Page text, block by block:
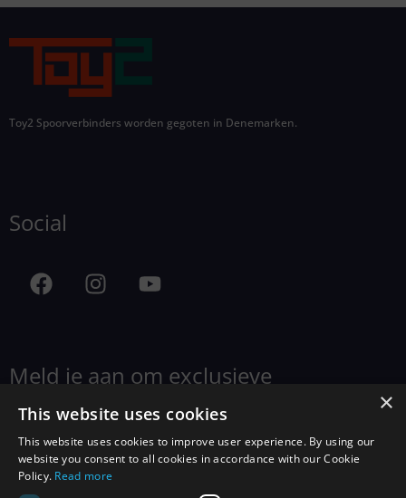
Toy2 Spoorverbinders worden gegoten in Denemarken.
Social
Meld je aan om exclusieve
aanbiedingen, nieuws en informatie te
ontvangen.
×
This website uses cookies
This website uses cookies to improve user experience. By using our
website you consent to all cookies in accordance with our Cookie
Policy. Read more